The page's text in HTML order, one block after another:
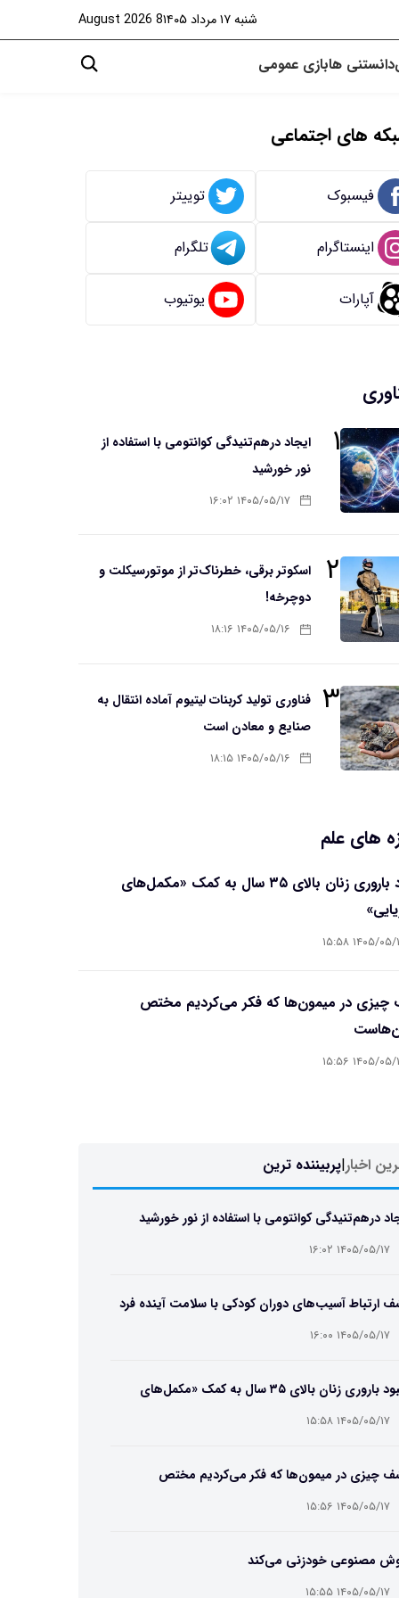
شنبه ۱۷ مرداد ۱۴۰۵ 8 August 2026
دانستنی هابازی عمومی
های اجتماعی
فیسبوک توییتر
اینستاگرام تلگرام
آپارات یوتیوب
۱
ایجاد درهم‌تنیدگی کوانتومی با استفاده از
نور خورشید
۱۴۰۵/۰۵/۱۷ ۱۶:۰۲
۲
اسکوتر برقی، خطرناک‌تر از موتورسیکلت و
دوچرخه!
۱۴۰۵/۰۵/۱۶ ۱۸:۱۶
۳ فناوری تولید کربنات لیتیوم آماده انتقال به
صنایع و معادن است
۱۴۰۵/۰۵/۱۶ ۱۸:۱۵
های علم
بهبود باروری زنان بالای ۳۵ سال به کمک «مکمل‌های
۰۵/۱۷ ۱۵:۵۸
در میمون‌ها که فکر می‌کردیم مختص
۰۵/۱۷ ۱۵:۵۶
اخبار|پربیننده ترین
درهم‌تنیدگی کوانتومی با استفاده از نور خورشید
۱۴۰۵/۰۵/۱۷ ۱۶:۰۲
ارتباط آسیب‌های دوران کودکی با سلامت آینده فرد
۱۴۰۵/۰۵/۱۷ ۱۶:۰۰
بهبود باروری زنان بالای ۳۵ سال به کمک «مکمل‌های
۱۴۰۵/۰۵/۱۷ ۱۵:۵۸
چیزی در میمون‌ها که فکر می‌کردیم مختص
۱۴۰۵/۰۵/۱۷ ۱۵:۵۶
مصنوعی خودزنی می‌کند
۱۴۰۵/۰۵/۱۷ ۱۵:۵۵